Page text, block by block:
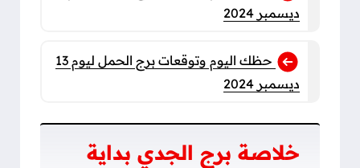
ديسمبر 2024
حظك اليوم وتوقعات برج الحمل ليوم 13
ديسمبر 2024
خلاصة برج الجدي بداية